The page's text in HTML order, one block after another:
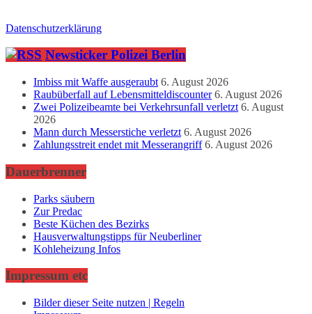
Datenschutzerklärung
Newsticker Polizei Berlin
Imbiss mit Waffe ausgeraubt 6. August 2026
Raubüberfall auf Lebensmitteldiscounter 6. August 2026
Zwei Polizeibeamte bei Verkehrsunfall verletzt 6. August
2026
Mann durch Messerstiche verletzt 6. August 2026
Zahlungsstreit endet mit Messerangriff 6. August 2026
Dauerbrenner
Parks säubern
Zur Predac
Beste Küchen des Bezirks
Hausverwaltungstipps für Neuberliner
Kohleheizung Infos
Impressum etc
Bilder dieser Seite nutzen | Regeln